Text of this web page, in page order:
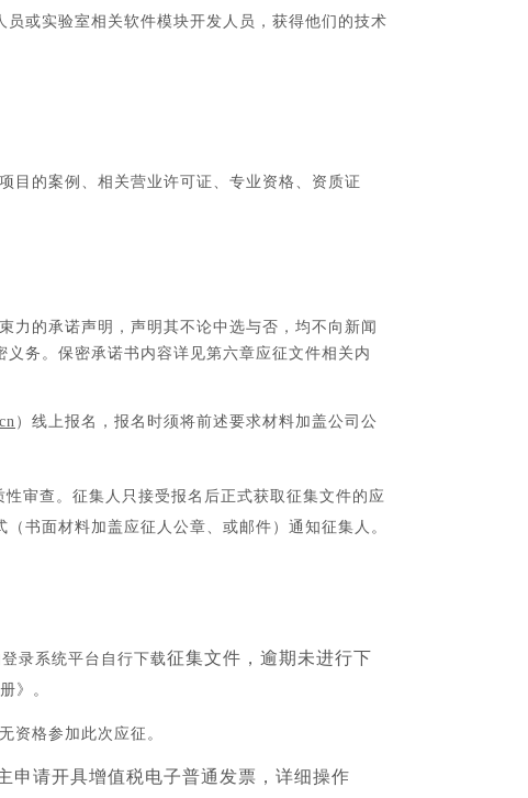
或实验室相关软件模块开发人员，获得他们的技术
目的案例、相关营业许可证、专业资格、资质证
力的承诺声明，声明其不论中选与否，均不向新闻
务。保密承诺书内容详见第六章应征文件相关内
）线上报名，报名时须将前述要求材料加盖公司公
审查。征集人只接受报名后正式获取征集文件的应
书面材料加盖应征人公章、或邮件）通知征集人。
录系统平台 自行下载征集文件，逾期未进行下
》。
资格参加此次应征。
申请开具增值税电子普通发票，详细操作